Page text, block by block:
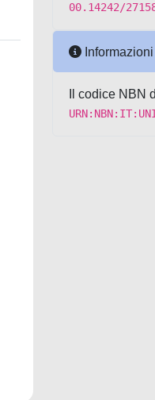
00.14242/
Informazioni
Il codice NBN